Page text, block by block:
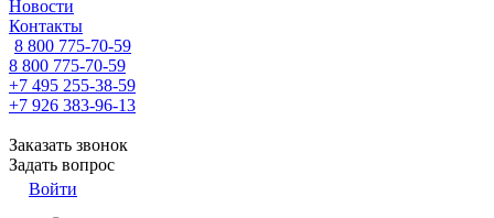
Новости
Контакты
8 800 775-70-59
8 800 775-70-59
+7 495 255-38-59
+7 926 383-96-13
Заказать звонок
Задать вопрос
Войти